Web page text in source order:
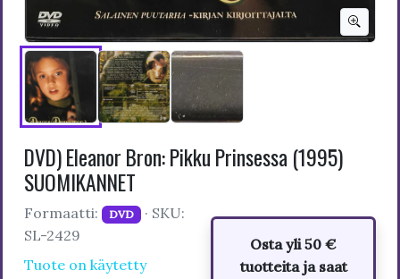
DVD) Eleanor Bron: Pikku Prinsessa (1995)
SUOMIKANNET
Formaatti: DVD · SKU:
SL-2429
Tuote on käytetty
Osta yli 50 €
tuotteita ja saat